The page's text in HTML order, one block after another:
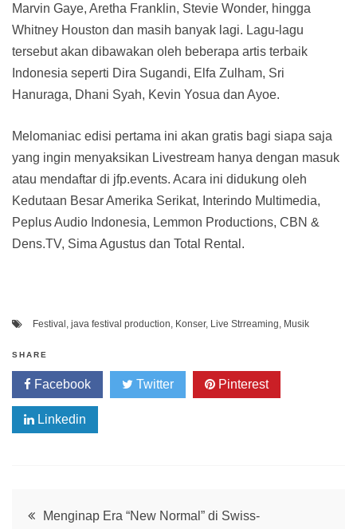
Marvin Gaye, Aretha Franklin, Stevie Wonder, hingga
Whitney Houston dan masih banyak lagi. Lagu-lagu
tersebut akan dibawakan oleh beberapa artis terbaik
Indonesia seperti Dira Sugandi, Elfa Zulham, Sri
Hanuraga, Dhani Syah, Kevin Yosua dan Ayoe.
Melomaniac edisi pertama ini akan gratis bagi siapa saja
yang ingin menyaksikan Livestream hanya dengan masuk
atau mendaftar di jfp.events. Acara ini didukung oleh
Kedutaan Besar Amerika Serikat, Interindo Multimedia,
Peplus Audio Indonesia, Lemmon Productions, CBN &
Dens.TV, Sima Agustus dan Total Rental.
Festival , java festival production, Konser, Live Strreaming, Musik
SHARE
Facebook Twitter Pinterest
Linkedin
PostMenginap Era “New Normal” di Swiss-